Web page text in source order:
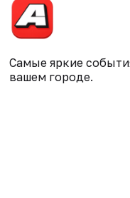
Самые яркие
вашем городе.